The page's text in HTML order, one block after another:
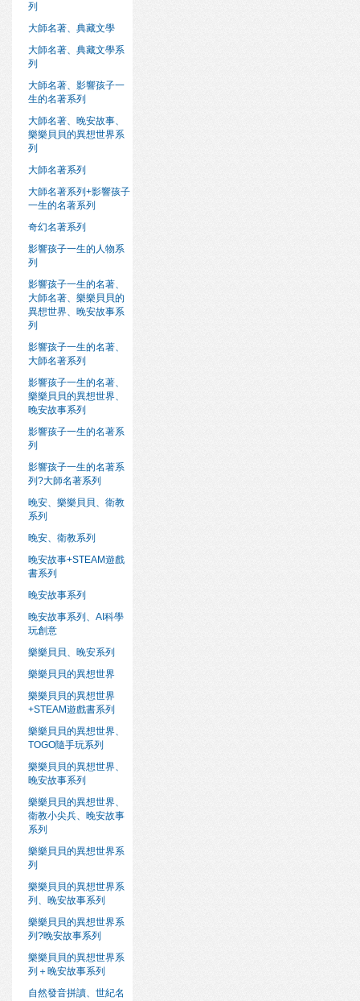
列
大師名著、典藏文學
大師名著、典藏文學系
列
大師名著、影響孩子一
生的名著系列
大師名著、晚安故事、
樂樂貝貝的異想世界系
列
大師名著系列
大師名著系列+影響孩子
一生的名著系列
奇幻名著系列
影響孩子一生的人物系
列
影響孩子一生的名著、
大師名著、樂樂貝貝的
異想世界、晚安故事系
列
影響孩子一生的名著、
大師名著系列
影響孩子一生的名著、
樂樂貝貝的異想世界、
晚安故事系列
影響孩子一生的名著系
列
影響孩子一生的名著系
列?大師名著系列
晚安、樂樂貝貝、衛教
系列
晚安、衛教系列
晚安故事+STEAM遊戲
書系列
晚安故事系列
晚安故事系列、AI科學
玩創意
樂樂貝貝、晚安系列
樂樂貝貝的異想世界
樂樂貝貝的異想世界
+STEAM遊戲書系列
樂樂貝貝的異想世界、
TOGO隨手玩系列
樂樂貝貝的異想世界、
晚安故事系列
樂樂貝貝的異想世界、
衛教小尖兵、晚安故事
系列
樂樂貝貝的異想世界系
列
樂樂貝貝的異想世界系
列、晚安故事系列
樂樂貝貝的異想世界系
列?晚安故事系列
樂樂貝貝的異想世界系
列＋晚安故事系列
自然發音拼讀、世紀名